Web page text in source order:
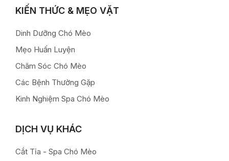
KIẾN THỨC & MẸO VẶT
Dinh Dưỡng Chó Mèo
Mẹo Huấn Luyện
Chăm Sóc Chó Mèo
Các Bệnh Thường Gặp
Kinh Nghiệm Spa Chó Mèo
DỊCH VỤ KHÁC
Cắt Tỉa - Spa Chó Mèo